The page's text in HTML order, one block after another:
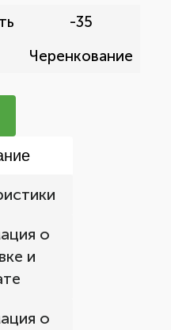
-35
Черенкование
о
и
о